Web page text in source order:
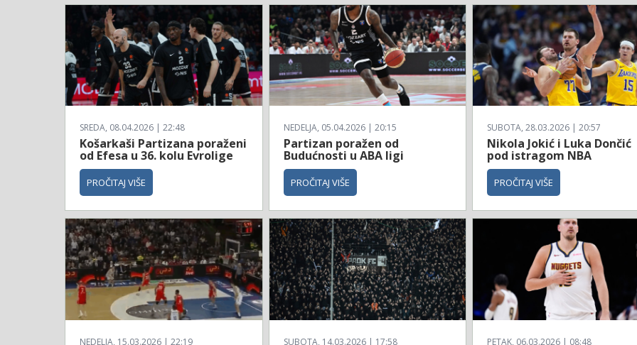
SREDA, 08.04.2026 | 22:48
Košarkaši Partizana poraženi
od Efesa u 36. kolu Evrolige
PROČITAJ VIŠE
NEDELJA, 05.04.2026 | 20:15
Partizan poražen od
Budućnosti u ABA ligi
PROČITAJ VIŠE
SUBOTA, 28.03.2026 | 20:57
Nikola Jokić i Luka Dončić
pod istragom NBA
PROČITAJ VIŠE
NEDELJA, 15.03.2026 | 22:19 SUBOTA, 14.03.2026 | 17:58 PETAK, 06.03.2026 | 08:48